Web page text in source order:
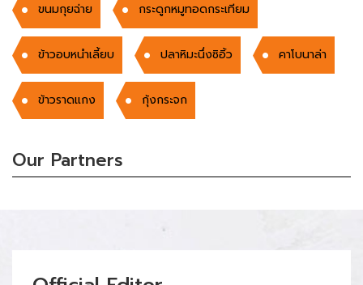
ขนมกุยฉ่าย กระดูกหมูทอดกระเทียม
ข้าวอบหนำเลี้ยบ ปลาหิมะนึ่งซิอิ้ว คาโบนาล่า
ข้าวราดแกง กุ้งกระจก
Our Partners